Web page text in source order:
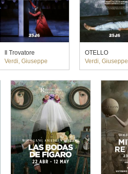
Il Trovatore
Verdi, Giuseppe
OTELLO
Verdi, Giuseppe